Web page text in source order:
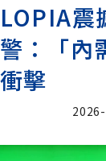
震
：「內
擊